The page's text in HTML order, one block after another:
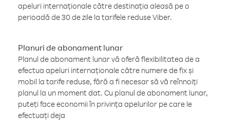
apeluri internaționale către destinația aleasă pe o
perioadă de 30 de zile la tarifele reduse Viber.
Planuri de abonament lunar
Planul de abonament lunar vă oferă flexibilitatea de a
efectua apeluri internaționale către numere de fix și
mobil la tarife reduse, fără a fi necesar să vă reînnoiți
planul la un moment dat. Cu planul de abonament lunar,
puteți face economii în privința apelurilor pe care le
efectuați deja